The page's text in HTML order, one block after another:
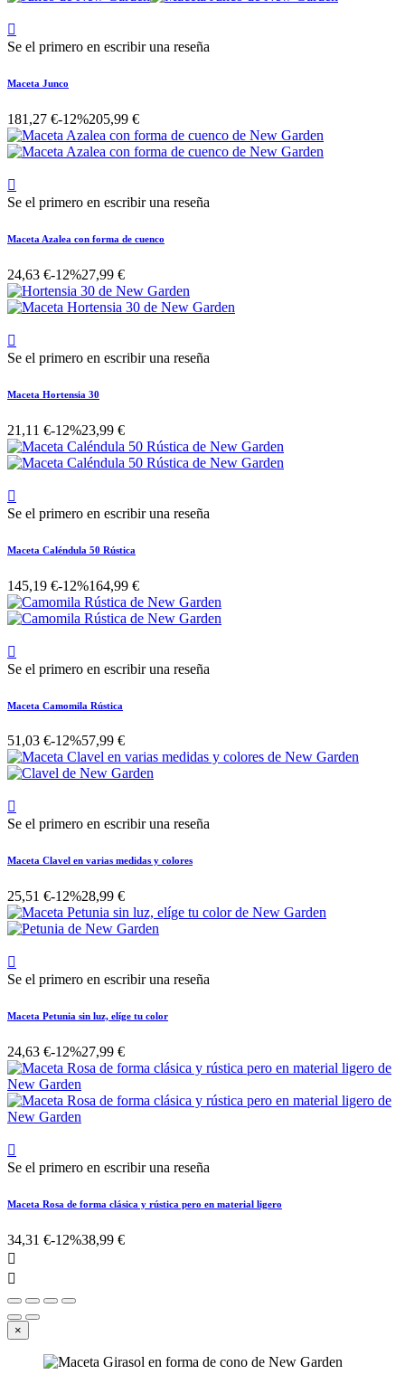

Se el primero en escribir una reseña
Maceta Junco
181,27 €-12%205,99 €

Se el primero en escribir una reseña
Maceta Azalea con forma de cuenco
24,63 €-12%27,99 €

Se el primero en escribir una reseña
Maceta Hortensia 30
21,11 €-12%23,99 €

Se el primero en escribir una reseña
Maceta Caléndula 50 Rústica
145,19 €-12%164,99 €

Se el primero en escribir una reseña
Maceta Camomila Rústica
51,03 €-12%57,99 €

Se el primero en escribir una reseña
Maceta Clavel en varias medidas y colores
25,51 €-12%28,99 €

Se el primero en escribir una reseña
Maceta Petunia sin luz, elíge tu color
24,63 €-12%27,99 €

Se el primero en escribir una reseña
Maceta Rosa de forma clásica y rústica pero en material ligero
34,31 €-12%38,99 €


×